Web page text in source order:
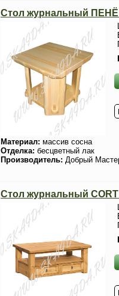
Стол журнальный
Материал: массив сосна
Отделка: бесцветный лак
Производитель: Добрый
Стол журнальный